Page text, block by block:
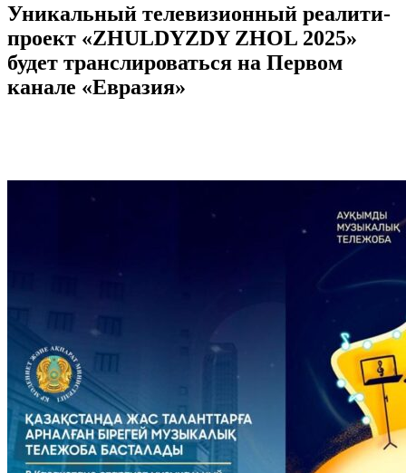
Уникальный телевизионный реалити-
проект «ZHULDYZDY ZHOL 2025»
будет транслироваться на Первом
канале «Евразия»